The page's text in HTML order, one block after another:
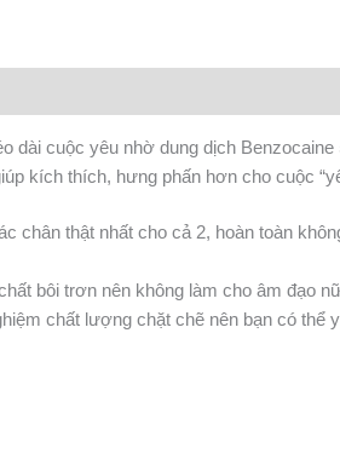
dài cuộc yêu nhờ dung dịch
kích thích, hưng phấn hơn cho cuộc
thật nhất cho cả 2, hoàn toàn
bôi trơn nên không làm cho âm đạo
chất lượng chặt chẽ nên bạn có thể